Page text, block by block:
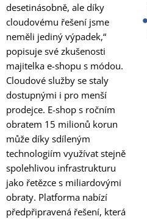
desetinásobně, ale díky
cloudovému řešení jsme
neměli jediný výpadek,“
popisuje své zkušenosti
majitelka e-shopu s módou.
Cloudové služby se staly
dostupnými i pro menší
prodejce. E-shop s ročním
obratem 15 milionů korun
může díky sdíleným
technologiím využívat stejně
spolehlivou infrastrukturu
jako řetězce s miliardovými
obraty. Platforma nabízí
předpřipravená řešení, která